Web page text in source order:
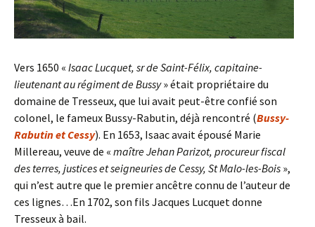
Vers 1650 « Isaac Lucquet, sr de Saint-Félix, capitaine-
lieutenant au régiment de Bussy» était propriétaire du
domaine de Tresseux, que lui avait peut-être confié son
colonel, le fameux Bussy-Rabutin, déjà rencontré (Bussy-
Rabutin et Cessy). En 1653, Isaac avait épousé Marie
Millereau, veuve de « maître Jehan Parizot, procureurfiscal
des terres, justices et seigneuries de Cessy, St Malo-les-Bois »,
qui n’est autre que le premier ancêtre connu de l’auteur de
ces lignes…En 1702, son fils Jacques Lucquet donne
Tresseux à bail.